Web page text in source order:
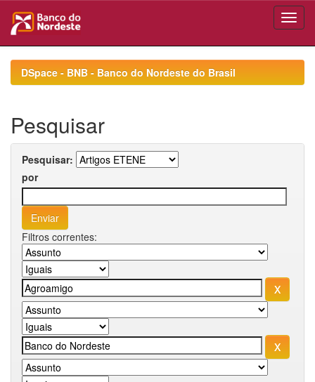
navigationDSpace - BNB - Banco do Nordeste do Brasil
Pesquisar
Pesquisar:
por
Filtros correntes: